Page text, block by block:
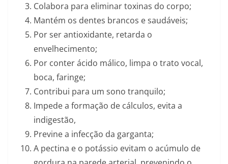
Colabora para eliminar toxinas do corpo;
Mantém os dentes brancos e saudáveis;
Por ser antioxidante, retarda o
envelhecimento;
Por conter ácido málico, limpa o trato vocal,
boca, faringe;
Contribui para um sono tranquilo;
Impede a formação de cálculos, evita a
indigestão,
Previne a infecção da garganta;
A pectina e o potássio evitam o acúmulo de